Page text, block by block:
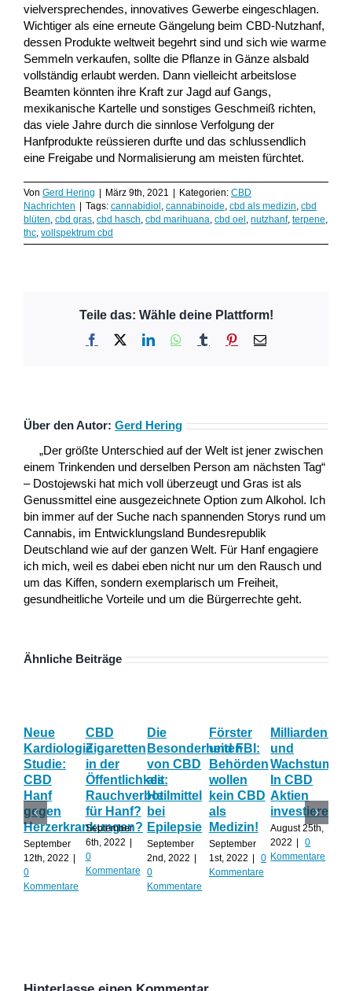
vielversprechendes, innovatives Gewerbe eingeschlagen.
Wichtiger als eine erneute Gängelung beim CBD-Nutzhanf,
dessen Produkte weltweit begehrt sind und sich wie warme
Semmeln verkaufen, sollte die Pflanze in Gänze alsbald
vollständig erlaubt werden. Dann vielleicht arbeitslose
Beamten könnten ihre Kraft zur Jagd auf Gangs,
mexikanische Kartelle und sonstiges Geschmeiß richten,
das viele Jahre durch die sinnlose Verfolgung der
Hanfprodukte reüssieren durfte und das schlussendlich
eine Freigabe und Normalisierung am meisten fürchtet.
Von Gerd Hering | März 9th, 2021 | Kategorien: CBD
Nachrichten | Tags: cannabidiol, cannabinoide, cbd als medizin, cbd
blüten, cbd gras, cbd hasch, cbd marihuana, cbd oel, nutzhanf, terpene,
thc, vollspektrum cbd
Teile das: Wähle deine Plattform!
Facebook LinkedInWhatsApp
Tumblr Pinterest
E-
Über den Autor: Gerd Hering
„Der größte Unterschied auf der Welt ist jener zwischen
einem Trinkenden und derselben Person am nächsten Tag“
– Dostojewski hat mich voll überzeugt und Gras ist als
Genussmittel eine ausgezeichnete Option zum Alkohol. Ich
bin immer auf der Suche nach spannenden Storys rund um
Cannabis, im Entwicklungsland Bundesrepublik
Deutschland wie auf der ganzen Welt. Für Hanf engagiere
ich mich, weil es dabei eben nicht nur um den Rausch und
um das Kiffen, sondern exemplarisch um Freiheit,
gesundheitliche Vorteile und um die Bürgerrechte geht.
Ähnliche Beiträge
Neue
Kardiologie
Studie:
CBD
Hanf
gegen
Herzerkrankungen?
September
12th, 2022
0
Kommentare
CBD
Zigaretten
in der
Öffentlichkeit:
Rauchverbot
für Hanf?
September
6th, 2022
0
Kommentare
Die
Besonderheiten
von CBD
als
Heilmittel
bei
Epilepsie
September
2nd, 2022
0
Kommentare
Förster
und FBI:
Behörden
wollen
kein CBD
als
Medizin!
September
1st, 2022
0
Kommentare
und
Wachstum:
In CBD
Aktien
investieren?
August 25th,
2022
0
Kommentare